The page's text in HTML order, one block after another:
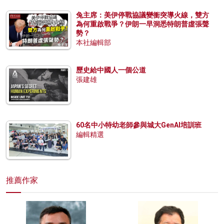
兔主席：美伊停戰協議變衝突導火線，雙方
為何重啟戰爭？伊朗一早洞悉特朗普虛張聲
勢？
本社編輯部
歷史給中國人一個公道
張建雄
60名中小特幼老師參與城大GenAI培訓班
編輯精選
推薦作家